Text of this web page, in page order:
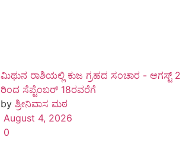
ಮಿಥುನ ರಾಶಿಯಲ್ಲಿ ಕುಜ ಗ್ರಹದ ಸಂಚಾರ - ಆಗಸ್ಟ್ 2
ರಿಂದ ಸೆಪ್ಟೆಂಬರ್ 18ರವರೆಗೆ
by ಶ್ರೀನಿವಾಸ ಮಠ
August 4, 2026
0